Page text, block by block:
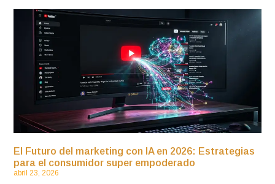
El Futuro del marketing con IA en 2026: Estrategias
para el consumidor super empoderado
abril 23, 2026